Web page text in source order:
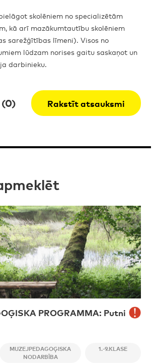
skolēniem no specializētām
kā arī mazākumtautību skolēniem
sarežģītības līmeni). Visos no
lūdzam norises gaitu saskaņot un
darbinieku.
Rakstīt atsauksmi
PROGRAMMA: Putni
MUZEJPEDAGOĢISKA
NODARBĪBA
1.-9.KLASE